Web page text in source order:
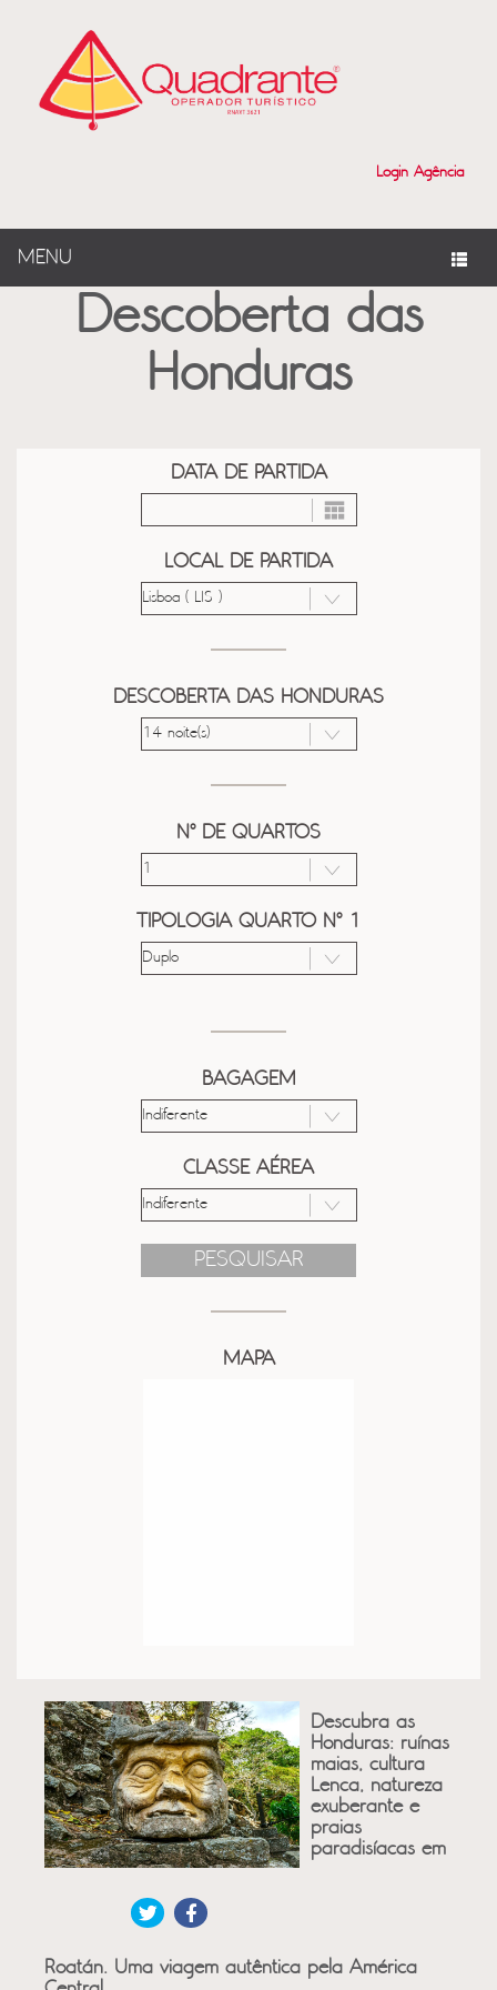
Login Agência
MENU
Descoberta das
Honduras
DATA DE PARTIDA
LOCAL DE PARTIDA
DESCOBERTA DAS HONDURAS
Nº DE QUARTOS
TIPOLOGIA QUARTO Nº 1
BAGAGEM
CLASSE AÉREA
PESQUISAR
MAPA
Descubra as
Honduras: ruínas
maias, cultura
Lenca, natureza
exuberante e
praias
paradisíacas em
Roatán. Uma viagem autêntica pela América